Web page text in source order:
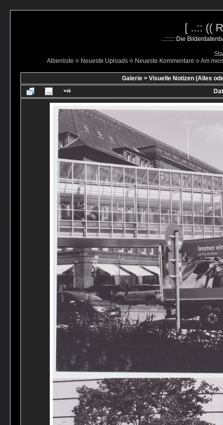
[ ..:: ((
..::::::: Die
Albenliste
Neueste Uploads Neueste Kommentare Am
Galerie> Visuelle Notizen (Alles